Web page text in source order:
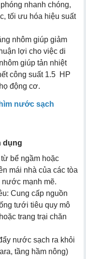
nhanh chóng,
tối ưu hóa hiệu suất
nhôm giúp giảm
lợi cho việc di
giúp tản nhiệt
công suất 1.5 HP
động cơ.
nước sạch
dụng
bể ngầm hoặc
mái nhà của các tòa
nước mạnh mẽ.
Cung cấp nguồn
tưới tiêu quy mô
trang trại chăn
nước sạch ra khỏi
tầng hầm nông)